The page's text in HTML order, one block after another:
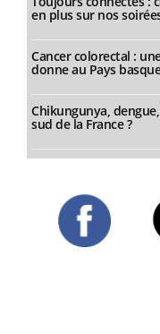
en plus sur nos
Cancer colorectal :
donne au Pays basque
Chikungunya,
sud de la France ?